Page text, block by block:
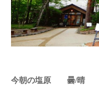
今朝の塩原 曇/晴